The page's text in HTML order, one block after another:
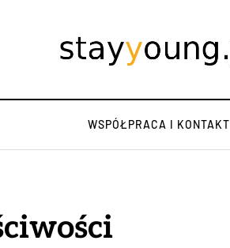
WSPÓŁPRACA I KONTAKT